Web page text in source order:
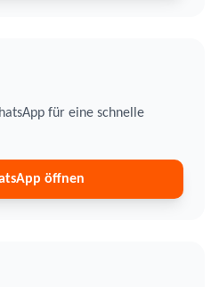
für eine schnelle
öffnen